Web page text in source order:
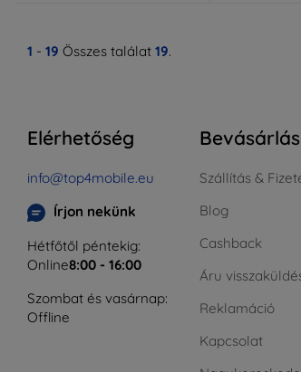
1 - 19 Összes találat 19.
Elérhetőség
info@top4mobile.eu
Írjon nekünk
Hétfőtől péntekig:
Online8:00 - 16:00
Szombat és vasárnap:
Offline
Bevásárlás
Szállítás &
Blog
Cashback
Áru
Reklamáció
Kapcsolat